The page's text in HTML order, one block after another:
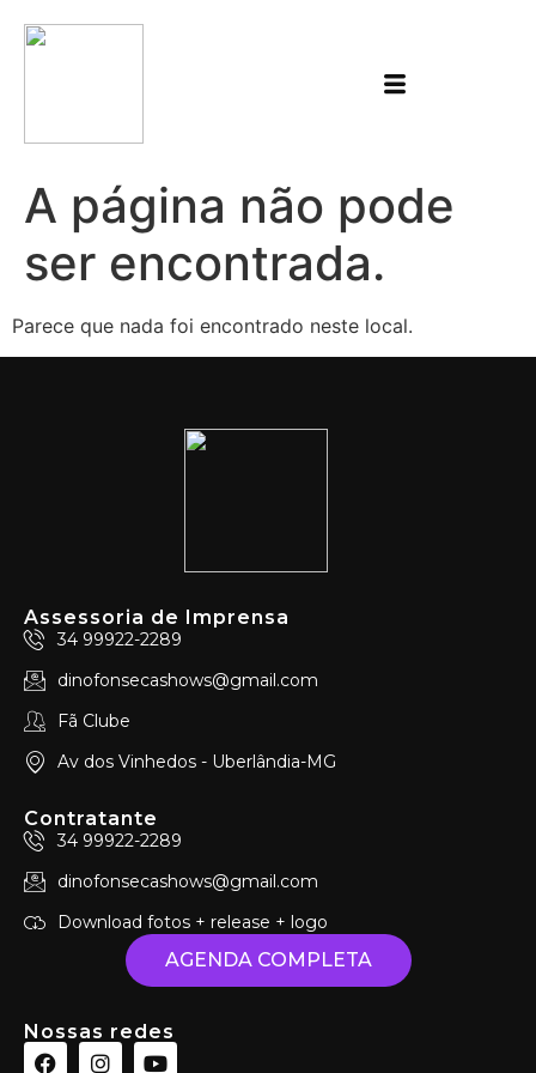
A página não pode
ser encontrada.
Parece que nada foi encontrado neste local.
Assessoria de Imprensa
34 99922-2289
dinofonsecashows@gmail.com
Fã Clube
Av dos Vinhedos - Uberlândia-MG
Contratante
34 99922-2289
dinofonsecashows@gmail.com
Download fotos + release + logo
AGENDA COMPLETA
Nossas redes